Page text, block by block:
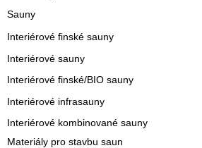
Sauny
Interiérové finské sauny
Interiérové sauny
Interiérové finské/BIO sauny
Interiérové infrasauny
Interiérové kombinované sauny
Materiály pro stavbu saun